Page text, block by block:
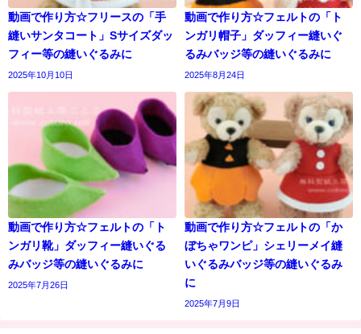
動画で作り方☆フリースの「手
縫いサンタコート」Sサイズダッ
フィー等の縫いぐるみに
2025年10月10日
動画で作り方☆フェルトの「ト
ンガリ帽子」ダッフィー縫いぐ
るみバッジ等の縫いぐるみに
2025年8月24日
動画で作り方☆フェルトの「ト
ンガリ靴」ダッフィー縫いぐる
みバッジ等の縫いぐるみに
2025年7月26日
動画で作り方☆フェルトの「か
ぼちゃワンピ」シェリーメイ縫
いぐるみバッジ等の縫いぐるみ
に
2025年7月9日